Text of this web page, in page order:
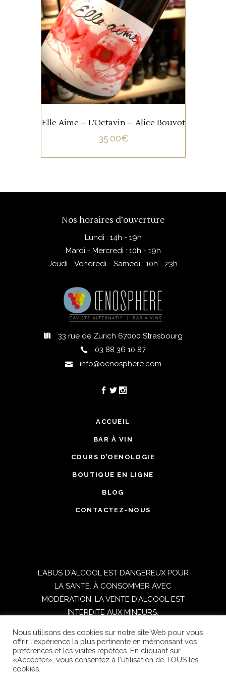
Un cépage rouge et un
cépage blanc qui se
rencontre dans un mariage
fort heureux, on aime!
AJOUTER AU PANIER
Elle Aime – L’Octavin – Alice Bouvot
35.00€
Nos horaires d’ouverture
Lundi : 14h - 19h
Mardi - Mercredi : 10h - 19h
Jeudi - Vendredi - Samedi : 10h - 23h
33 rue de Zurich 67000 Strasbourg
03 88 36 10 87
info@oenosphere.com
ACCUEIL
BAR À VIN
COURS D’OENOLOGIE
BOUTIQUE EN LIGNE
BLOG
CONTACTEZ-NOUS
L'ABUS D'ALCOOL EST DANGEREUX POUR
LA SANTÉ. À CONSOMMER AVEC
MODÉRATION. LA VENTE D'ALCOOL EST
INTERDITE AUX MINEURS.
TOUS DROITS RESERVES © 2021
OENOSPHERE | Réalisé parDIGITICS|
Conditions générales de vente| Mentions
Nous utilisons des cookies sur notre site Web pour vous
offrir l'expérience la plus pertinente en mémorisant vos
préférences et les visites répétées. En cliquant sur
«Accepter», vous consentez à l'utilisation de TOUS les
cookies.